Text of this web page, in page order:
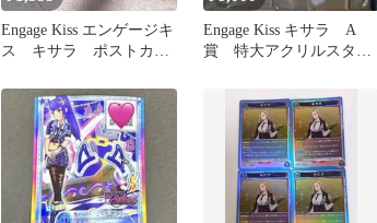
Engage Kiss エンゲージキ
ス キサラ ポストカー
Engage Kiss キサラ A
賞 特大アクリルスタン